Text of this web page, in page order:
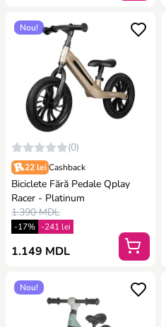
Nou!
(0)
22 lei Cashback
Biciclete Fără Pedale Qplay
Racer - Platinum
1.390 MDL
-17% -241 lei
1.149 MDL
Nou!